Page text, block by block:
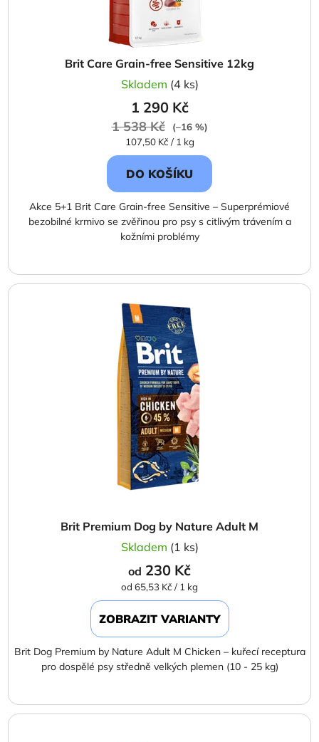
Brit Care Grain-free Sensitive 12kg
Skladem (4 ks)
1 290 Kč
1 538 Kč
(–16 %)
Měrná
cena:
107,50 Kč / 1 kg
DO KOŠÍKU
Akce 5+1 Brit Care Grain-free Sensitive – Superprémiové
bezobilné krmivo se zvěřinou pro psy s citlivým trávením a
kožními problémy
Brit Premium Dog by Nature Adult M
Skladem (1 ks)
od 230 Kč
Měrná
cena:
od 65,53 Kč / 1 kg
ZOBRAZIT VARIANTY
Brit Dog Premium by Nature Adult M Chicken – kuřecí receptura
pro dospělé psy středně velkých plemen (10 - 25 kg)